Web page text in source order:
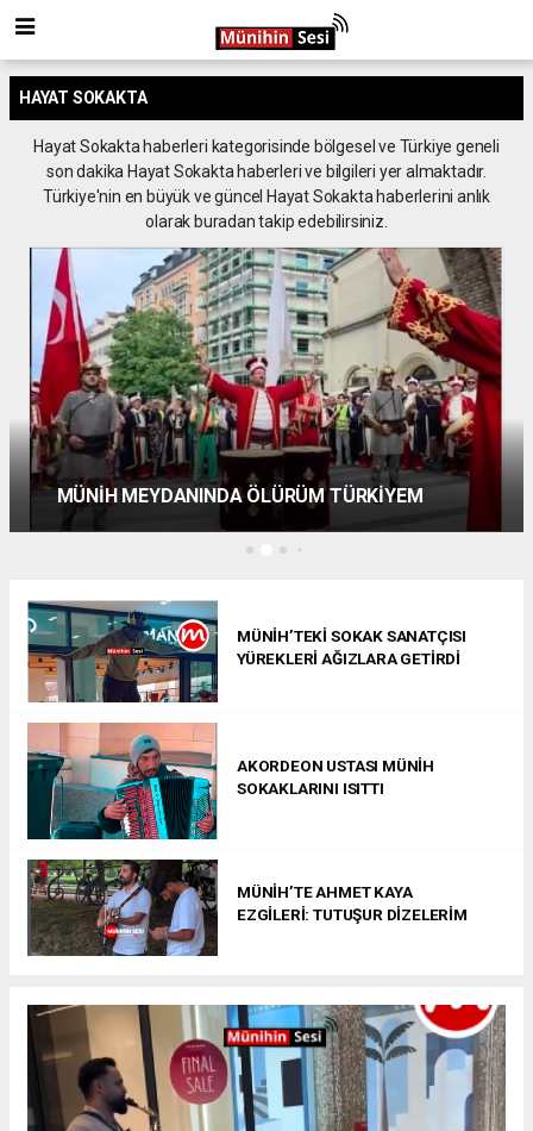
HAYAT SOKAKTA
Hayat Sokakta haberleri kategorisinde bölgesel ve Türkiye geneli
son dakika Hayat Sokakta haberleri ve bilgileri yer almaktadır.
Türkiye'nin en büyük ve güncel Hayat Sokakta haberlerini anlık
olarak buradan takip edebilirsiniz.
MÜNİH SOKAKLARINDA SABAHÇI KAHVESİ
MÜNİH’TEKİ SOKAK SANATÇISI
YÜREKLERİ AĞIZLARA GETİRDİ
AKORDEON USTASI MÜNİH
SOKAKLARINI ISITTI
MÜNİH’TE AHMET KAYA
EZGİLERİ: TUTUŞUR DİZELERİM